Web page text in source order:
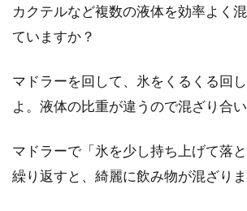
カクテルなど複数の液体を効率よく
ていますか？
マドラーを回して、氷をくるくる回
よ。液体の比重が違うので混ざり合い
マドラーで「氷を少し持ち上げて落
繰り返すと、綺麗に飲み物が混ざりま